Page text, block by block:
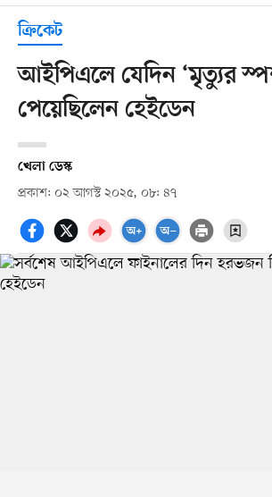
ক্রিকেট
আইপিএলে যেদিন ‘মৃত্যুর
পেয়েছিলেন হেইডেন
খেলা ডেস্ক
প্রকাশ: ০২ আগস্ট ২০২৫, ০৮: ৪৭